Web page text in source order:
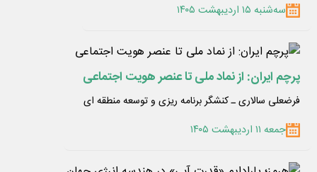
سه‌شنبه ۱۵ اردیبهشت ۱۴۰۵
پرچم ایران: از نماد ملی تا عنصر هویت اجتماعی
فرضعلی سالاری ـ کنشگر برنامه ریزی و توسعه منطقه ای
جمعه ۱۱ اردیبهشت ۱۴۰۵